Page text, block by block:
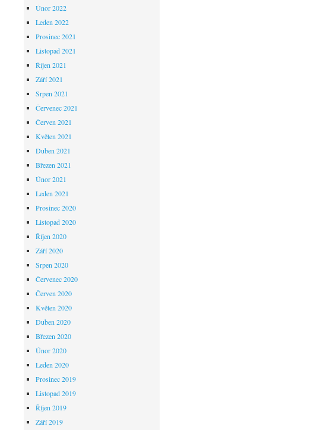
Únor 2022
Leden 2022
Prosinec 2021
Listopad 2021
Říjen 2021
Září 2021
Srpen 2021
Červenec 2021
Červen 2021
Květen 2021
Duben 2021
Březen 2021
Únor 2021
Leden 2021
Prosinec 2020
Listopad 2020
Říjen 2020
Září 2020
Srpen 2020
Červenec 2020
Červen 2020
Květen 2020
Duben 2020
Březen 2020
Únor 2020
Leden 2020
Prosinec 2019
Listopad 2019
Říjen 2019
Září 2019